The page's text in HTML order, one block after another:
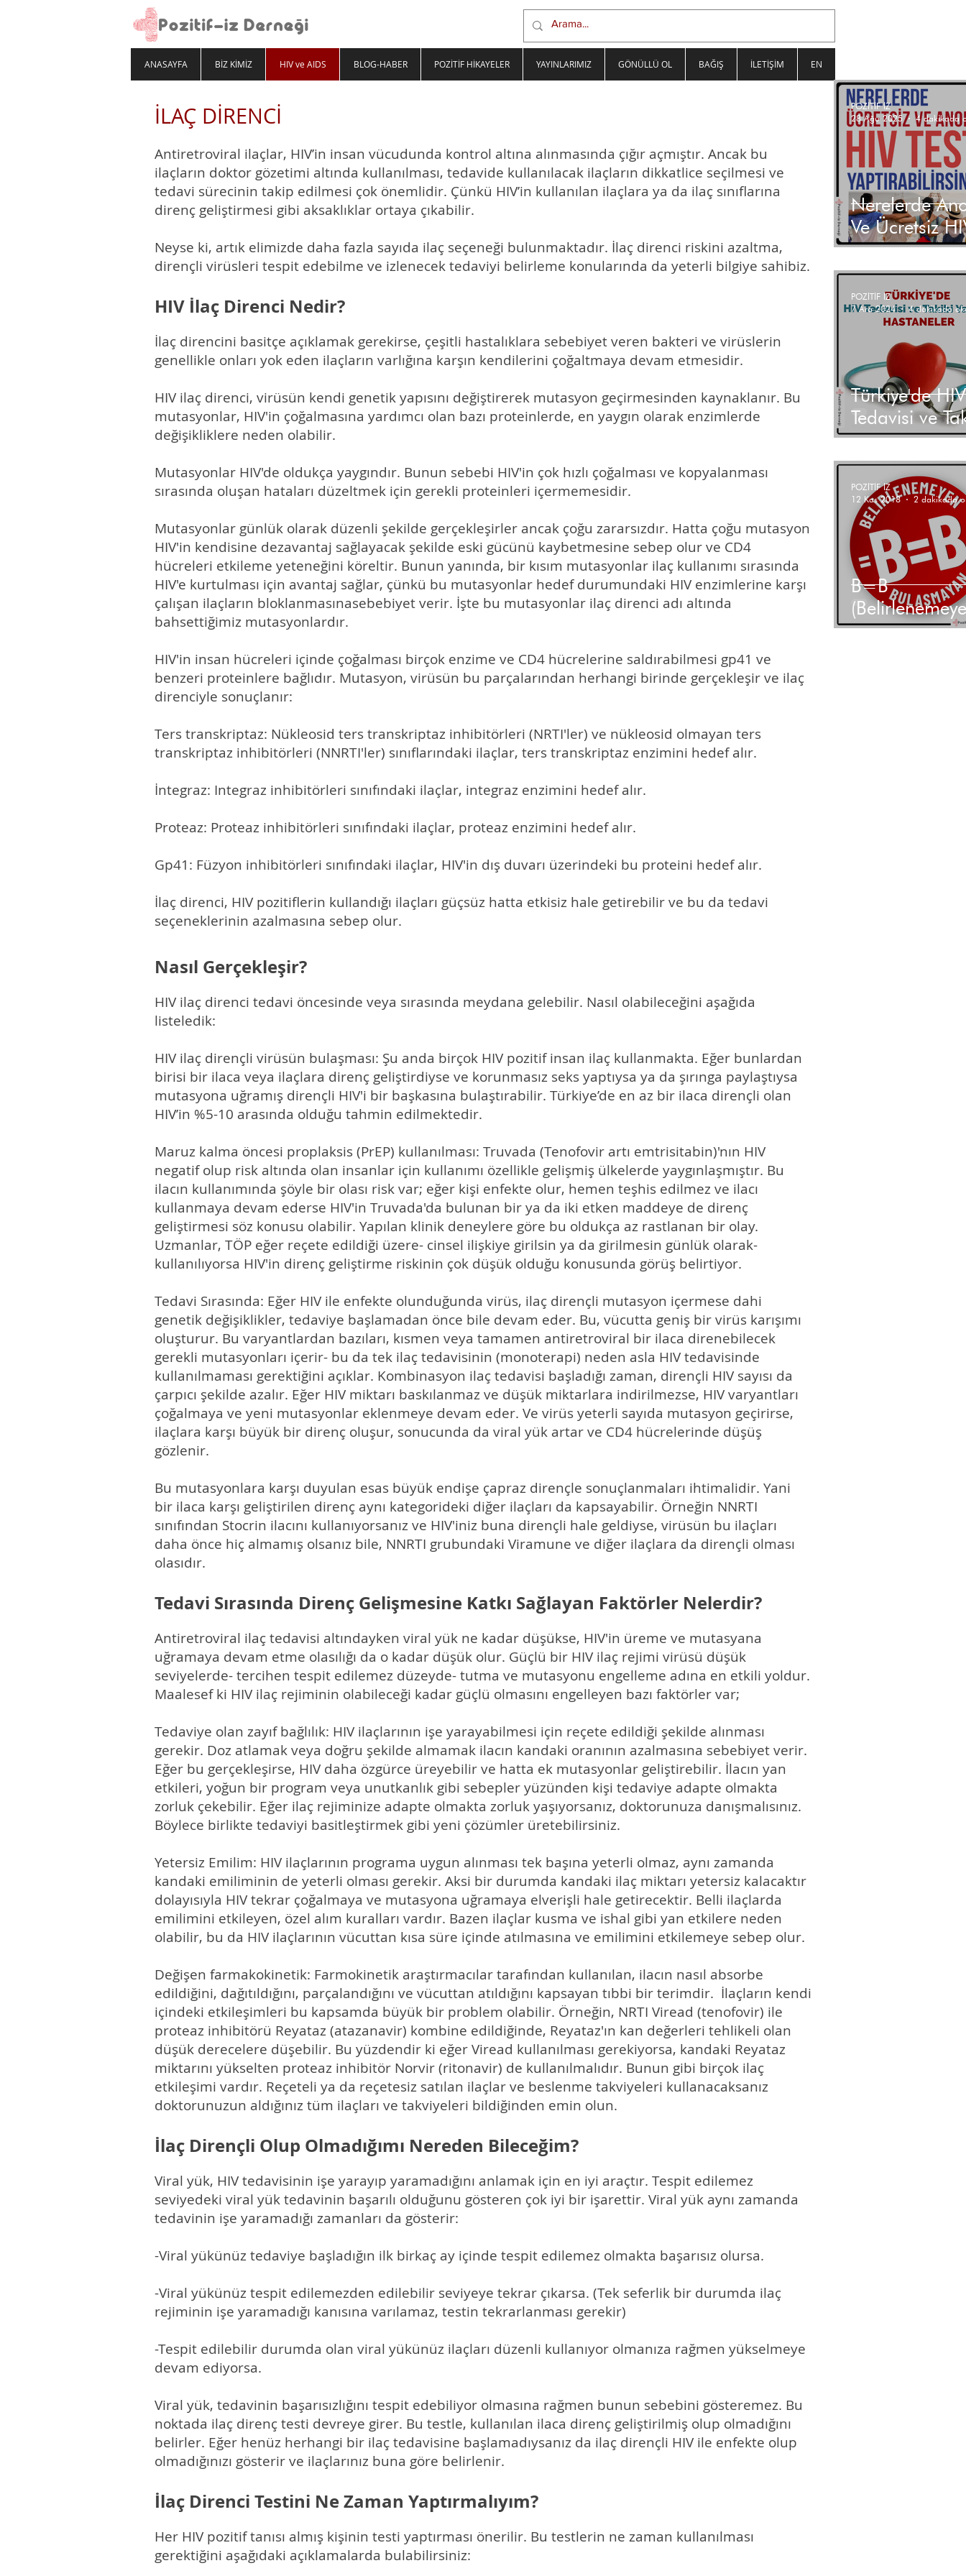
İLAÇ DİRENCİ
Antiretroviral ilaçlar, HIV’in insan vücudunda kontrol altına alınmasında çığır açmıştır. Ancak bu
ilaçların doktor gözetimi altında kullanılması, tedavide kullanılacak ilaçların dikkatlice seçilmesi ve
tedavi sürecinin takip edilmesi çok önemlidir. Çünkü HIV’in kullanılan ilaçlara ya da ilaç sınıflarına
direnç geliştirmesi gibi aksaklıklar ortaya çıkabilir.
Neyse ki, artık elimizde daha fazla sayıda ilaç seçeneği bulunmaktadır. İlaç direnci riskini azaltma,
dirençli virüsleri tespit edebilme ve izlenecek tedaviyi belirleme konularında da yeterli bilgiye sahibiz.
HIV İlaç Direnci Nedir?
İlaç direncini basitçe açıklamak gerekirse, çeşitli hastalıklara sebebiyet veren bakteri ve virüslerin
genellikle onları yok eden ilaçların varlığına karşın kendilerini çoğaltmaya devam etmesidir.
HIV ilaç direnci, virüsün kendi genetik yapısını değiştirerek mutasyon geçirmesinden kaynaklanır. Bu
mutasyonlar, HIV'in çoğalmasına yardımcı olan bazı proteinlerde, en yaygın olarak enzimlerde
değişikliklere neden olabilir.
Mutasyonlar HIV'de oldukça yaygındır. Bunun sebebi HIV'in çok hızlı çoğalması ve kopyalanması
sırasında oluşan hataları düzeltmek için gerekli proteinleri içermemesidir.
Mutasyonlar günlük olarak düzenli şekilde gerçekleşirler ancak çoğu zararsızdır. Hatta çoğu mutasyon
HIV'in kendisine dezavantaj sağlayacak şekilde eski gücünü kaybetmesine sebep olur ve CD4
hücreleri etkileme yeteneğini köreltir. Bunun yanında, bir kısım mutasyonlar ilaç kullanımı sırasında
HIV'e kurtulması için avantaj sağlar, çünkü bu mutasyonlar hedef durumundaki HIV enzimlerine karşı
çalışan ilaçların bloklanmasınasebebiyet verir. İşte bu mutasyonlar ilaç direnci adı altında
bahsettiğimiz mutasyonlardır.
HIV'in insan hücreleri içinde çoğalması birçok enzime ve CD4 hücrelerine saldırabilmesi gp41 ve
benzeri proteinlere bağlıdır. Mutasyon, virüsün bu parçalarından herhangi birinde gerçekleşir ve ilaç
direnciyle sonuçlanır:
Ters transkriptaz: Nükleosid ters transkriptaz inhibitörleri (NRTI'ler) ve nükleosid olmayan ters
transkriptaz inhibitörleri (NNRTI'ler) sınıflarındaki ilaçlar, ters transkriptaz enzimini hedef alır.
İntegraz: Integraz inhibitörleri sınıfındaki ilaçlar, integraz enzimini hedef alır.
Proteaz: Proteaz inhibitörleri sınıfındaki ilaçlar, proteaz enzimini hedef alır.
Gp41: Füzyon inhibitörleri sınıfındaki ilaçlar, HIV'in dış duvarı üzerindeki bu proteini hedef alır.
İlaç direnci, HIV pozitiflerin kullandığı ilaçları güçsüz hatta etkisiz hale getirebilir ve bu da tedavi
seçeneklerinin azalmasına sebep olur.
Nasıl Gerçekleşir?
HIV ilaç direnci tedavi öncesinde veya sırasında meydana gelebilir. Nasıl olabileceğini aşağıda
listeledik:
HIV ilaç dirençli virüsün bulaşması: Şu anda birçok HIV pozitif insan ilaç kullanmakta. Eğer bunlardan
birisi bir ilaca veya ilaçlara direnç geliştirdiyse ve korunmasız seks yaptıysa ya da şırınga paylaştıysa
mutasyona uğramış dirençli HIV'i bir başkasına bulaştırabilir. Türkiye’de en az bir ilaca dirençli olan
HIV’in %5-10 arasında olduğu tahmin edilmektedir.
Maruz kalma öncesi proplaksis (PrEP) kullanılması: Truvada (Tenofovir artı emtrisitabin)'nın HIV
negatif olup risk altında olan insanlar için kullanımı özellikle gelişmiş ülkelerde yaygınlaşmıştır. Bu
ilacın kullanımında şöyle bir olası risk var; eğer kişi enfekte olur, hemen teşhis edilmez ve ilacı
kullanmaya devam ederse HIV'in Truvada'da bulunan bir ya da iki etken maddeye de direnç
geliştirmesi söz konusu olabilir. Yapılan klinik deneylere göre bu oldukça az rastlanan bir olay.
Uzmanlar, TÖP eğer reçete edildiği üzere- cinsel ilişkiye girilsin ya da girilmesin günlük olarak-
kullanılıyorsa HIV'in direnç geliştirme riskinin çok düşük olduğu konusunda görüş belirtiyor.
Tedavi Sırasında: Eğer HIV ile enfekte olunduğunda virüs, ilaç dirençli mutasyon içermese dahi
genetik değişiklikler, tedaviye başlamadan önce bile devam eder. Bu, vücutta geniş bir virüs karışımı
oluşturur. Bu varyantlardan bazıları, kısmen veya tamamen antiretroviral bir ilaca direnebilecek
gerekli mutasyonları içerir- bu da tek ilaç tedavisinin (monoterapi) neden asla HIV tedavisinde
kullanılmaması gerektiğini açıklar. Kombinasyon ilaç tedavisi başladığı zaman, dirençli HIV sayısı da
çarpıcı şekilde azalır. Eğer HIV miktarı baskılanmaz ve düşük miktarlara indirilmezse, HIV varyantları
çoğalmaya ve yeni mutasyonlar eklenmeye devam eder. Ve virüs yeterli sayıda mutasyon geçirirse,
ilaçlara karşı büyük bir direnç oluşur, sonucunda da viral yük artar ve CD4 hücrelerinde düşüş
gözlenir.
Bu mutasyonlara karşı duyulan esas büyük endişe çapraz dirençle sonuçlanmaları ihtimalidir. Yani
bir ilaca karşı geliştirilen direnç aynı kategorideki diğer ilaçları da kapsayabilir. Örneğin NNRTI
sınıfından Stocrin ilacını kullanıyorsanız ve HIV'iniz buna dirençli hale geldiyse, virüsün bu ilaçları
daha önce hiç almamış olsanız bile, NNRTI grubundaki Viramune ve diğer ilaçlara da dirençli olması
olasıdır.
Tedavi Sırasında Direnç Gelişmesine Katkı Sağlayan Faktörler Nelerdir?
Antiretroviral ilaç tedavisi altındayken viral yük ne kadar düşükse, HIV'in üreme ve mutasyana
uğramaya devam etme olasılığı da o kadar düşük olur. Güçlü bir HIV ilaç rejimi virüsü düşük
seviyelerde- tercihen tespit edilemez düzeyde- tutma ve mutasyonu engelleme adına en etkili yoldur.
Maalesef ki HIV ilaç rejiminin olabileceği kadar güçlü olmasını engelleyen bazı faktörler var;
Tedaviye olan zayıf bağlılık: HIV ilaçlarının işe yarayabilmesi için reçete edildiği şekilde alınması
gerekir. Doz atlamak veya doğru şekilde almamak ilacın kandaki oranının azalmasına sebebiyet verir.
Eğer bu gerçekleşirse, HIV daha özgürce üreyebilir ve hatta ek mutasyonlar geliştirebilir. İlacın yan
etkileri, yoğun bir program veya unutkanlık gibi sebepler yüzünden kişi tedaviye adapte olmakta
zorluk çekebilir. Eğer ilaç rejiminize adapte olmakta zorluk yaşıyorsanız, doktorunuza danışmalısınız.
Böylece birlikte tedaviyi basitleştirmek gibi yeni çözümler üretebilirsiniz.
Yetersiz Emilim: HIV ilaçlarının programa uygun alınması tek başına yeterli olmaz, aynı zamanda
kandaki emiliminin de yeterli olması gerekir. Aksi bir durumda kandaki ilaç miktarı yetersiz kalacaktır
dolayısıyla HIV tekrar çoğalmaya ve mutasyona uğramaya elverişli hale getirecektir. Belli ilaçlarda
emilimini etkileyen, özel alım kuralları vardır. Bazen ilaçlar kusma ve ishal gibi yan etkilere neden
olabilir, bu da HIV ilaçlarının vücuttan kısa süre içinde atılmasına ve emilimini etkilemeye sebep olur.
Değişen farmakokinetik: Farmokinetik araştırmacılar tarafından kullanılan, ilacın nasıl absorbe
edildiğini, dağıtıldığını, parçalandığını ve vücuttan atıldığını kapsayan tıbbi bir terimdir. İlaçların kendi
içindeki etkileşimleri bu kapsamda büyük bir problem olabilir. Örneğin, NRTI Viread (tenofovir) ile
proteaz inhibitörü Reyataz (atazanavir) kombine edildiğinde, Reyataz'ın kan değerleri tehlikeli olan
düşük derecelere düşebilir. Bu yüzdendir ki eğer Viread kullanılması gerekiyorsa, kandaki Reyataz
miktarını yükselten proteaz inhibitör Norvir (ritonavir) de kullanılmalıdır. Bunun gibi birçok ilaç
etkileşimi vardır. Reçeteli ya da reçetesiz satılan ilaçlar ve beslenme takviyeleri kullanacaksanız
doktorunuzun aldığınız tüm ilaçları ve takviyeleri bildiğinden emin olun.
İlaç Dirençli Olup Olmadığımı Nereden Bileceğim?
Viral yük, HIV tedavisinin işe yarayıp yaramadığını anlamak için en iyi araçtır. Tespit edilemez
seviyedeki viral yük tedavinin başarılı olduğunu gösteren çok iyi bir işarettir. Viral yük aynı zamanda
tedavinin işe yaramadığı zamanları da gösterir:
-Viral yükünüz tedaviye başladığın ilk birkaç ay içinde tespit edilemez olmakta başarısız olursa.
-Viral yükünüz tespit edilemezden edilebilir seviyeye tekrar çıkarsa. (Tek seferlik bir durumda ilaç
rejiminin işe yaramadığı kanısına varılamaz, testin tekrarlanması gerekir)
-Tespit edilebilir durumda olan viral yükünüz ilaçları düzenli kullanıyor olmanıza rağmen yükselmeye
devam ediyorsa.
Viral yük, tedavinin başarısızlığını tespit edebiliyor olmasına rağmen bunun sebebini gösteremez. Bu
noktada ilaç direnç testi devreye girer. Bu testle, kullanılan ilaca direnç geliştirilmiş olup olmadığını
belirler. Eğer henüz herhangi bir ilaç tedavisine başlamadıysanız da ilaç dirençli HIV ile enfekte olup
olmadığınızı gösterir ve ilaçlarınız buna göre belirlenir.
İlaç Direnci Testini Ne Zaman Yaptırmalıyım?
Her HIV pozitif tanısı almış kişinin testi yaptırması önerilir. Bu testlerin ne zaman kullanılması
gerektiğini aşağıdaki açıklamalarda bulabilirsiniz:
ANASAYFA BİZ KİMİZ HIV ve AIDS BLOG-HABER POZİTİF HİKAYELER YAYINLARIMIZ GÖNÜLLÜ OL BAĞIŞ İLETİŞİM EN
Nerelerde
Ve Ücretsiz
POZİTİF İZ
28 Ağu 2025
Türkiye'de HIV
Tedavisi ve
Yapılan
POZİTİF İZ
7 Ara 2024
4 dakikada
B=B
Eşittir
POZİTİF İZ
12 Kas 2018
2 dakikada